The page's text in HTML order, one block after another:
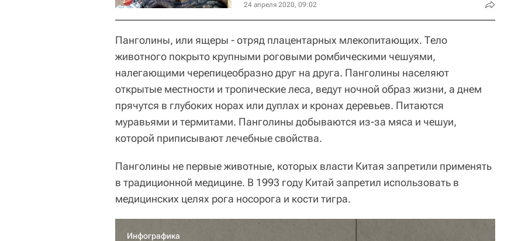
24 апреля 2020, 09:02
Панголины, или ящеры - отряд плацентарных млекопитающих. Тело
животного покрыто крупными роговыми ромбическими чешуями,
налегающими черепицеобразно друг на друга. Панголины населяют
открытые местности и тропические леса, ведут ночной образ жизни, а днем
прячутся в глубоких норах или дуплах и кронах деревьев. Питаются
муравьями и термитами. Панголины добываются из-за мяса и чешуи,
которой приписывают лечебные свойства.
Панголины не первые животные, которых власти Китая запретили применять
в традиционной медицине. В 1993 году Китай запретил использовать в
медицинских целях рога носорога и кости тигра.
Инфографика